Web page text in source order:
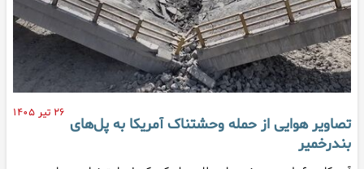
۲۶ تیر ۱۴۰۵
تصاویر هوایی از حمله وحشتناک آمریکا‌ به پل‌های
بندرخمیر